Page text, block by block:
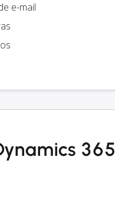
e-mail
365